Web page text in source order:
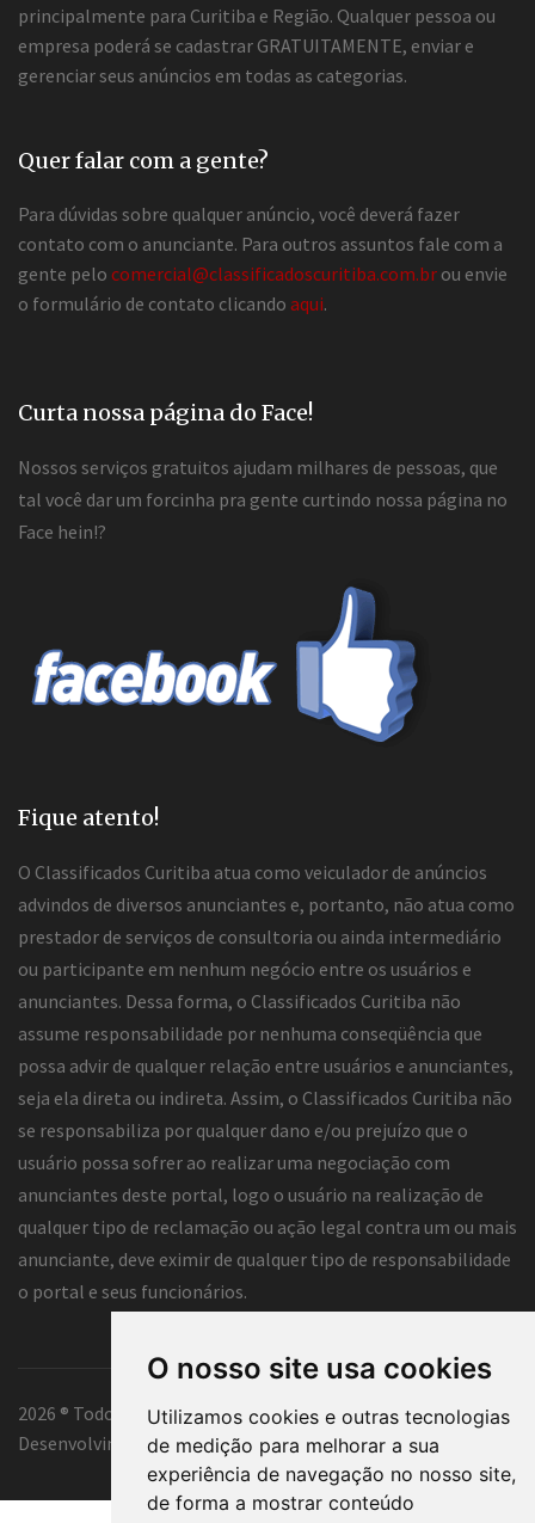
O nosso site usa cookies
Utilizamos cookies e outras tecnologias
de medição para melhorar a sua
experiência de navegação no nosso site,
de forma a mostrar conteúdo
principalmente para Curitiba e Região. Qualquer pessoa ou
empresa poderá se cadastrar GRATUITAMENTE, enviar e
gerenciar seus anúncios em todas as categorias.
Quer falar com a gente?
Para dúvidas sobre qualquer anúncio, você deverá fazer
contato com o anunciante. Para outros assuntos fale com a
gente pelo comercial@classificadoscuritiba.com.br ou envie
o formulário de contato clicando aqui.
Curta nossa página do Face!
Nossos serviços gratuitos ajudam milhares de pessoas, que
tal você dar um forcinha pra gente curtindo nossa página no
Face hein!?
Fique atento!
O Classificados Curitiba atua como veiculador de anúncios
advindos de diversos anunciantes e, portanto, não atua como
prestador de serviços de consultoria ou ainda intermediário
ou participante em nenhum negócio entre os usuários e
anunciantes. Dessa forma, o Classificados Curitiba não
assume responsabilidade por nenhuma conseqüência que
possa advir de qualquer relação entre usuários e anunciantes,
seja ela direta ou indireta. Assim, o Classificados Curitiba não
se responsabiliza por qualquer dano e/ou prejuízo que o
usuário possa sofrer ao realizar uma negociação com
anunciantes deste portal, logo o usuário na realização de
qualquer tipo de reclamação ou ação legal contra um ou mais
anunciante, deve eximir de qualquer tipo de responsabilidade
o portal e seus funcionários.
2026 ® Todos os direitos reservados.
Desenvolvimento e hospedagemClassificados Curitiba ®